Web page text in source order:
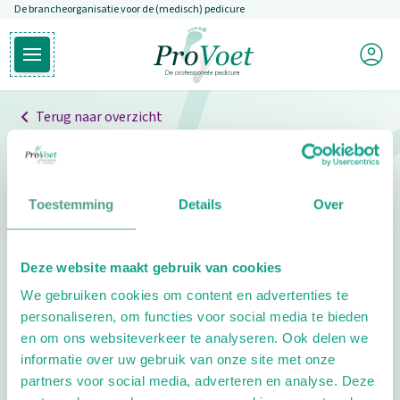
Toestemming Details Over
Deze website maakt gebruik van cookies
We gebruiken cookies om content en advertenties te
personaliseren, om functies voor social media te bieden
en om ons websiteverkeer te analyseren. Ook delen we
informatie over uw gebruik van onze site met onze
partners voor social media, adverteren en analyse. Deze
Overslaan en naar de inhoud gaan
De brancheorganisatie voor de (medisch) pedicure
Open hoofdmenu
Ga naar de homepagina
Mijn
Terug naar overzicht
Professionals
Pedicure niet gevonden
pedicure.